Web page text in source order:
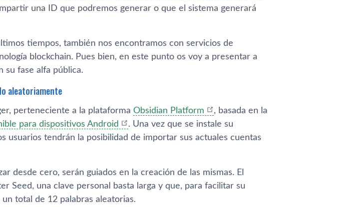
una ID que podremos generar o que el sistema generará
tiempos, también nos encontramos con servicios de
blockchain. Pues bien, en este punto os voy a presentar a
su fase alfa pública.
aleatoriamente
perteneciente a la plataforma Obsidian Platform
, basada en la
para dispositivos Android
. Una vez que se instale su
usuarios tendrán la posibilidad de importar sus actuales cuentas
desde cero, serán guiados en la creación de las mismas. El
Seed, una clave personal basta larga y que, para facilitar su
total de 12 palabras aleatorias.